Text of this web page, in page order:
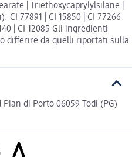
| Triethoxycaprylylsilane |
CI 77891 | CI 15850 | CI 77266
| CI 12085 Gli ingredienti
differire da quelli riportati sulla
Pian di Porto 06059 Todi (PG)